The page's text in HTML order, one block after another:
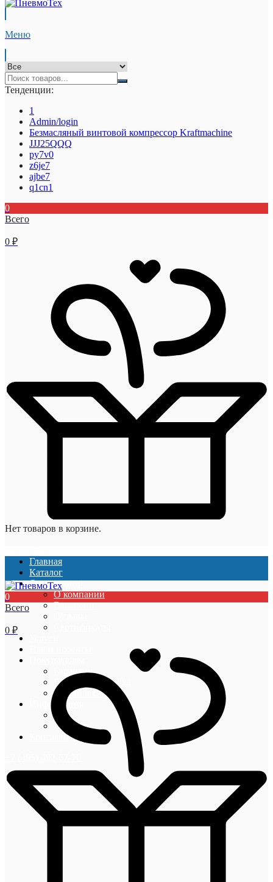
Меню
Тенденции:
1
Admin/login
Безмасляный винтовой компрессор Kraftmaсhine
JJJ25QQQ
py7v0
z6je7
ajbe7
q1cn1
0
Всего
0 ₽
Нет товаров в корзине.
Главная
Каталог
О компании
О компании
Вакансии
Гарантии
Оплата и доставка
Акции и скидки
Информация
Блог
Новости
Контакты
0
Всего
0 ₽